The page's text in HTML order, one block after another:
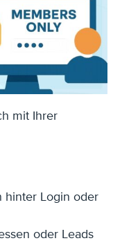
mit Ihrer
hinter Login oder
oder Leads